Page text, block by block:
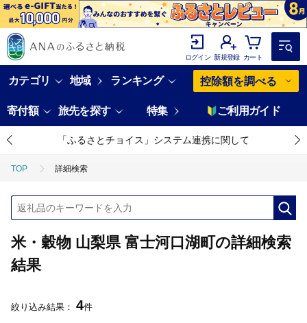
ログイン 新規登録 カート
カテゴリ 地域 ランキング 控除額を調べる
寄付額 旅先を探す 特集 ご利用ガイド
「ふるさとチョイス」システム連携に関して
TOP 詳細検索
米・穀物 山梨県 富士河口湖町の詳細検索
結果
絞り込み結果： 4件